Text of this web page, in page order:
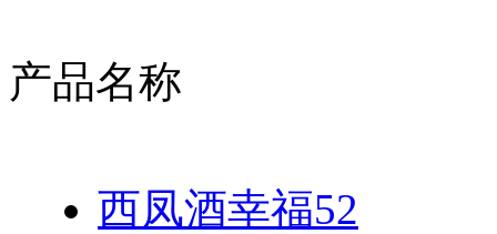
产品名称
西凤酒幸福52